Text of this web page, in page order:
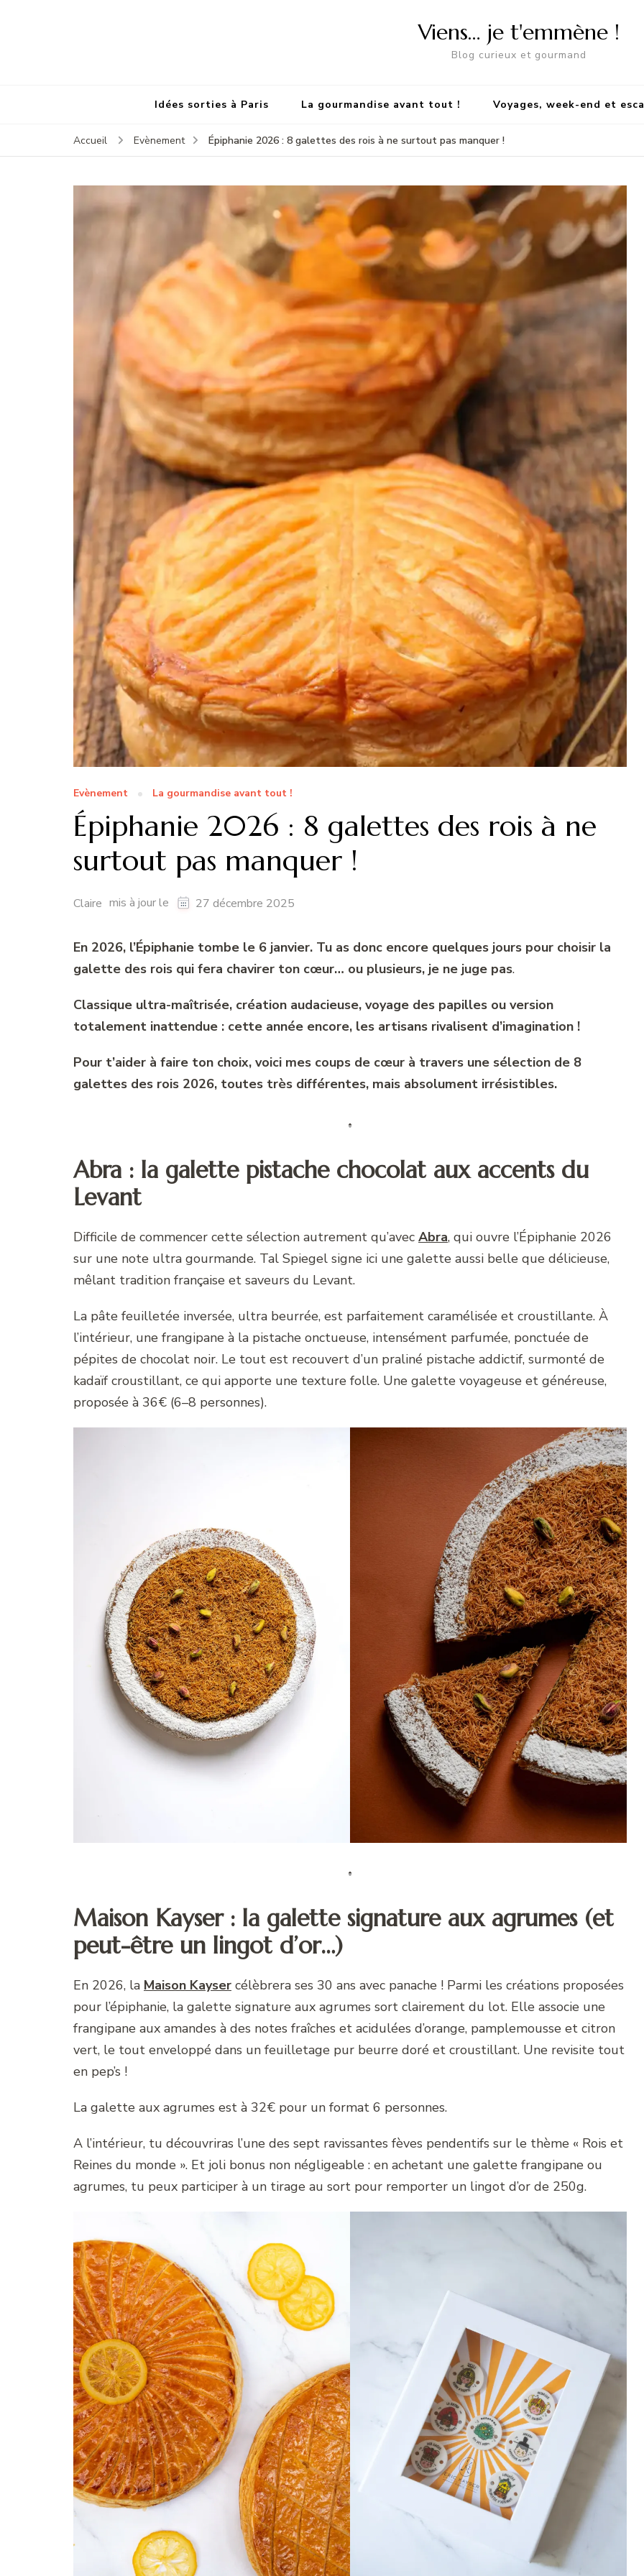
Viens… je t'emmène !
Blog curieux et gourmand
Idées sorties à Paris La gourmandise avant tout ! Voyages, week-end et
Accueil Evènement Épiphanie 2026 : 8 galettes des rois à ne surtout pas manquer !
Evènement La gourmandise avant tout !
Épiphanie 2026 : 8 galettes des rois à ne
surtout pas manquer !
Claire mis à jour le 27 décembre 2025
En 2026, l’Épiphanie tombe le 6 janvier. Tu as donc encore quelques jours pour choisir la
galette des rois qui fera chavirer ton cœur… ou plusieurs, je ne juge pas.
Classique ultra-maîtrisée, création audacieuse, voyage des papilles ou version
totalement inattendue : cette année encore, les artisans rivalisent d’imagination !
Pour t’aider à faire ton choix, voici mes coups de cœur à travers une sélection de 8
galettes des rois 2026, toutes très différentes, mais absolument irrésistibles.
Abra : la galette pistache chocolat aux accents du
Levant
Difficile de commencer cette sélection autrement qu’avec Abra, qui ouvre l’Épiphanie 2026
sur une note ultra gourmande. Tal Spiegel signe ici une galette aussi belle que délicieuse,
mêlant tradition française et saveurs du Levant.
La pâte feuilletée inversée, ultra beurrée, est parfaitement caramélisée et croustillante. À
l’intérieur, une frangipane à la pistache onctueuse, intensément parfumée, ponctuée de
pépites de chocolat noir. Le tout est recouvert d’un praliné pistache addictif, surmonté de
kadaïf croustillant, ce qui apporte une texture folle. Une galette voyageuse et généreuse,
proposée à 36€ (6–8 personnes).
Maison Kayser : la galette signature aux agrumes (et
peut-être un lingot d’or…)
En 2026, la Maison Kayser célèbrera ses 30 ans avec panache ! Parmi les créations proposées
pour l’épiphanie, la galette signature aux agrumes sort clairement du lot. Elle associe une
frangipane aux amandes à des notes fraîches et acidulées d’orange, pamplemousse et citron
vert, le tout enveloppé dans un feuilletage pur beurre doré et croustillant. Une revisite tout
en pep’s !
La galette aux agrumes est à 32€ pour un format 6 personnes.
A l’intérieur, tu découvriras l’une des sept ravissantes fèves pendentifs sur le thème « Rois et
Reines du monde ». Et joli bonus non négligeable : en achetant une galette frangipane ou
agrumes, tu peux participer à un tirage au sort pour remporter un lingot d’or de 250g.